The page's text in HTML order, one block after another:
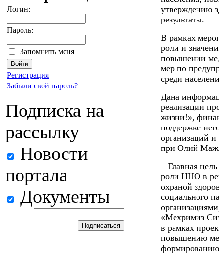
Логин:
Пароль:
Запомнить меня
Регистрация
Забыли свой пароль?
Подписка на
рассылку
Новости
портала
Документы
утверждению
результаты.
В рамках
роли и
повышении
мер по
среди
Дана
реализации
жизни!»,
поддержке
организаций и
при Олий
– Главная
роли ННО в
охраной
социального
«Мехримиз
в рамках
повышению
формированию